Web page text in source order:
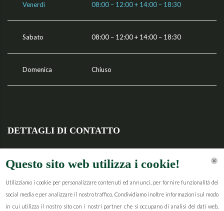
Venerdì 08:00 – 12:00 + 14:00 – 18:30
Sabato 08:00 – 12:00 + 14:00 – 18:30
Domenica Chiuso
DETTAGLI DI CONTATTO
+39 3468380288
mazzernarciso@gmail.com
Questo sito web utilizza i cookie!
Utilizziamo i cookie per personalizzare contenuti ed annunci, per fornire funzionalità dei
social media e per analizzare il nostro traffico. Condividiamo inoltre informazioni sul modo
in cui utilizza il nostro sito con i nostri partner che si occupano di analisi dei dati web,